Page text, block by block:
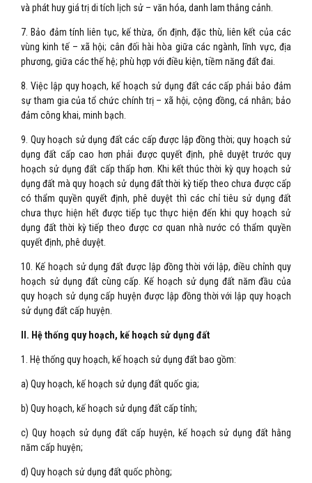
và phát huy giá trị di tích lịch sử – văn hóa, danh lam thắng cảnh.
7. Bảo đảm tính liên tục, kế thừa, ổn định, đặc thù, liên kết của các
vùng kinh tế – xã hội; cân đối hài hòa giữa các ngành, lĩnh vực, địa
phương, giữa các thế hệ; phù hợp với điều kiện, tiềm năng đất đai.
8. Việc lập quy hoạch, kế hoạch sử dụng đất các cấp phải bảo đảm
sự tham gia của tổ chức chính trị – xã hội, cộng đồng, cá nhân; bảo
đảm công khai, minh bạch.
9. Quy hoạch sử dụng đất các cấp được lập đồng thời; quy hoạch sử
dụng đất cấp cao hơn phải được quyết định, phê duyệt trước quy
hoạch sử dụng đất cấp thấp hơn. Khi kết thúc thời kỳ quy hoạch sử
dụng đất mà quy hoạch sử dụng đất thời kỳ tiếp theo chưa được cấp
có thẩm quyền quyết định, phê duyệt thì các chỉ tiêu sử dụng đất
chưa thực hiện hết được tiếp tục thực hiện đến khi quy hoạch sử
dụng đất thời kỳ tiếp theo được cơ quan nhà nước có thẩm quyền
quyết định, phê duyệt.
10. Kế hoạch sử dụng đất được lập đồng thời với lập, điều chỉnh quy
hoạch sử dụng đất cùng cấp. Kế hoạch sử dụng đất năm đầu của
quy hoạch sử dụng cấp huyện được lập đồng thời với lập quy hoạch
sử dụng đất cấp huyện.
II. Hệ thống quy hoạch, kế hoạch sử dụng đất
1. Hệ thống quy hoạch, kế hoạch sử dụng đất bao gồm:
a) Quy hoạch, kế hoạch sử dụng đất quốc gia;
b) Quy hoạch, kế hoạch sử dụng đất cấp tỉnh;
c) Quy hoạch sử dụng đất cấp huyện, kế hoạch sử dụng đất hằng
năm cấp huyện;
d) Quy hoạch sử dụng đất quốc phòng;